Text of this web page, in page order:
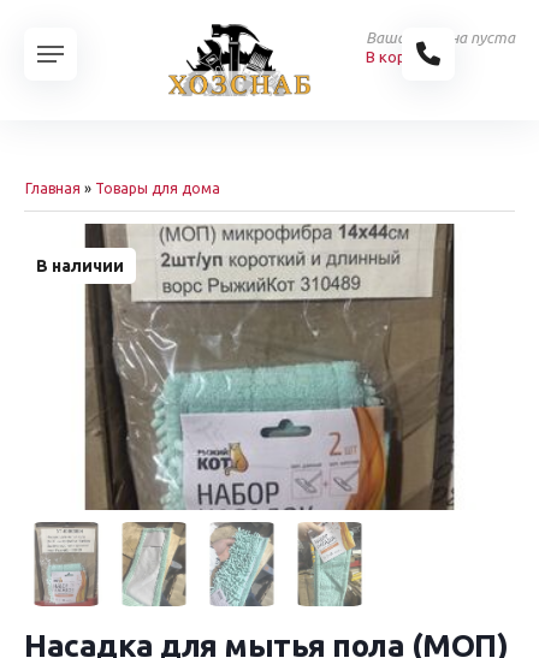
Ваша корзина пуста
В корзину
Главная » Товары для дома
В наличии
Насадка для мытья пола (МОП)